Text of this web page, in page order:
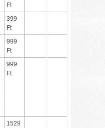
Ft
399
Ft
999
Ft
999
Ft
1529